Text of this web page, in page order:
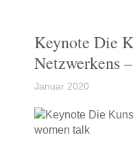
Keynote Die
Netzwerkens
Januar 2020